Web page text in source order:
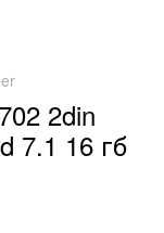
2din
7.1 16 гб